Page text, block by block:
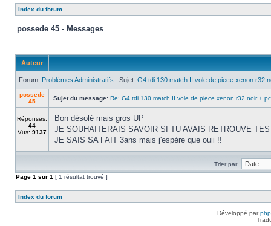
Index du forum
possede 45 - Messages
Auteur
Forum: Problèmes Administratifs Sujet: G4 tdi 130 match II vole de piece xenon r32
possede
45
Sujet du message: Re: G4 tdi 130 match II vole de piece xenon r32 noir +
Réponses:
44
Vus: 9137
Bon désolé mais gros UP
JE SOUHAITERAIS SAVOIR SI TU AVAIS RETROUVE
JE SAIS SA FAIT 3ans mais j'espère que ouii !!
Trier par:
Page 1 sur 1 [ 1 résultat trouvé ]
Index du forum
Développé par